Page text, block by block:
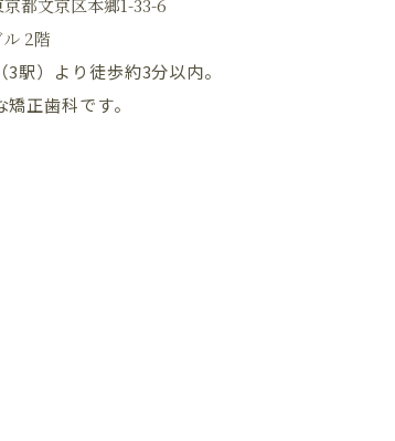
京都文京区本郷1-33-6
2階
駅）より徒歩約3分以内。
正歯科です。